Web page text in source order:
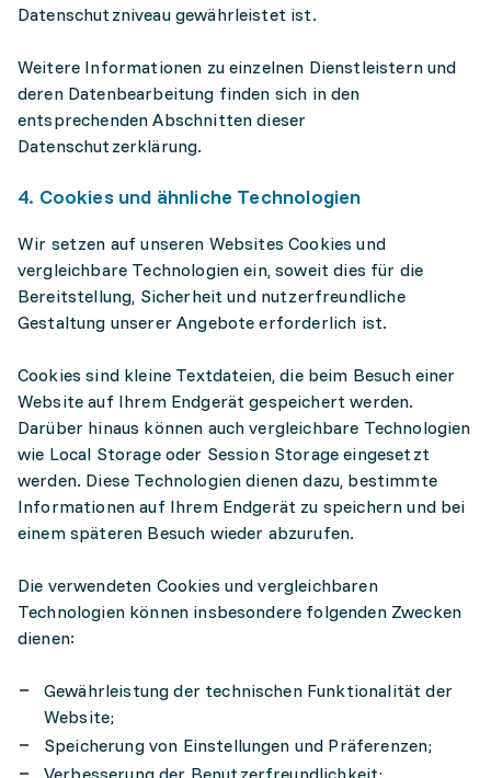
Datenschutzniveau gewährleistet ist.
Weitere Informationen zu einzelnen Dienstleistern und
deren Datenbearbeitung finden sich in den
entsprechenden Abschnitten dieser
Datenschutzerklärung.
4. Cookies und ähnliche Technologien
Wir setzen auf unseren Websites Cookies und
vergleichbare Technologien ein, soweit dies für die
Bereitstellung, Sicherheit und nutzerfreundliche
Gestaltung unserer Angebote erforderlich ist.
Cookies sind kleine Textdateien, die beim Besuch einer
Website auf Ihrem Endgerät gespeichert werden.
Darüber hinaus können auch vergleichbare Technologien
wie Local Storage oder Session Storage eingesetzt
werden. Diese Technologien dienen dazu, bestimmte
Informationen auf Ihrem Endgerät zu speichern und bei
einem späteren Besuch wieder abzurufen.
Die verwendeten Cookies und vergleichbaren
Technologien können insbesondere folgenden Zwecken
dienen:
Gewährleistung der technischen Funktionalität der
Website;
Speicherung von Einstellungen und Präferenzen;
Verbesserung der Benutzerfreundlichkeit;